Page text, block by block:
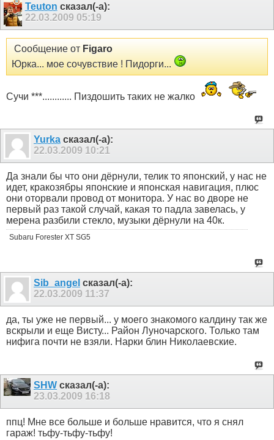
Teuton сказал(-а):
22.03.2009 05:19
Сообщение от Figaro
Юрка... мое сочувствие ! Пидорги...
Сучи ***............ Пиздошить таких не жалко
Yurka сказал(-а):
22.03.2009 10:21
Да знали бы что они дёрнули, телик то японский, у нас не
идет, кракозябры японские и японская навигация, плюс
они оторвали провод от монитора. У нас во дворе не
первый раз такой случай, какая то падла завелась, у
мерена разбили стекло, музыки дёрнули на 40к.
Subaru Forester XT SG5
Sib_angel сказал(-а):
22.03.2009 11:37
да, ты уже не первый... у моего знакомого калдину так же
вскрыли и еще Висту... Район Луночарского. Только там
нифига почти не взяли. Нарки блин Николаевские.
SHW сказал(-а):
23.03.2009 16:18
ппц! Мне все больше и больше нравится, что я снял
гараж! тьфу-тьфу-тьфу!